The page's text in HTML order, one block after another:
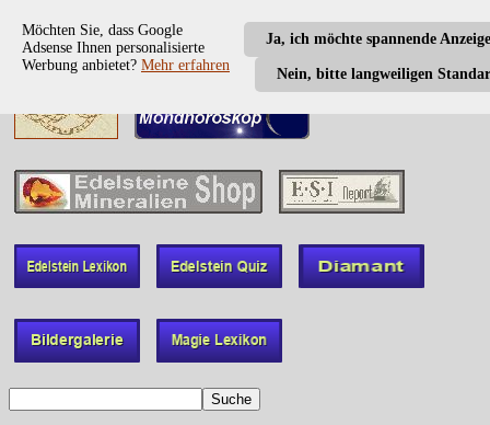
Ja, ich möchte spannende
Nein, bitte langweiligen
Möchten Sie, dass Google
Adsense Ihnen personalisierte
Werbung anbietet? Mehr erfahren